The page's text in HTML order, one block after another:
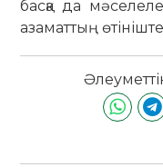
басқа да
азаматтың